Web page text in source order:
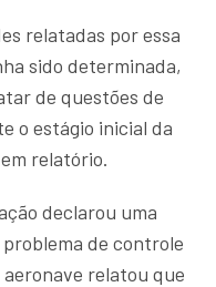
relatadas por essa
sido determinada,
de questões de
o estágio inicial da
relatório.
declarou uma
de controle
relatou que